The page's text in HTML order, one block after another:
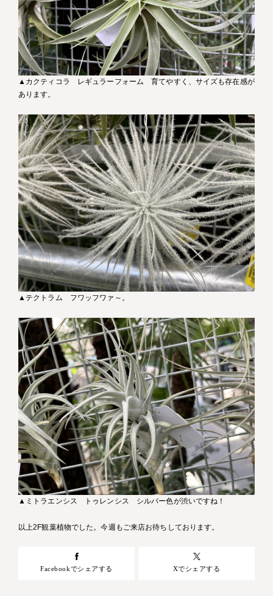
▲カクティコラ レギュラーフォーム 育てやすく、サイズも存在感が
あります。
▲テクトラム フワッフワァ～。
▲ミトラエンシス トゥレンシス シルバー色が渋いですね！
以上2F観葉植物でした。今週もご来店お待ちしております。
Facebookでシェアする Xでシェアする